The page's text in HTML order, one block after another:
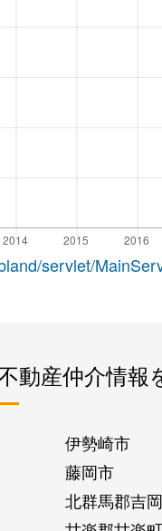
servlet/
動産仲介情報
伊勢崎市
藤岡市
北群馬郡吉